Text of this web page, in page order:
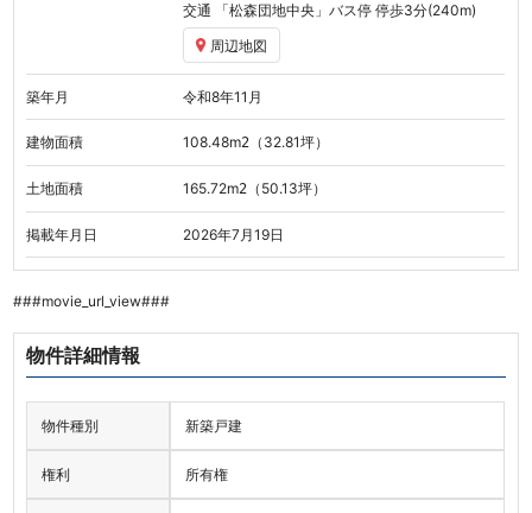
交通
「松森団地中央」バス停 停歩3分(240m)
周辺地図
築年月 令和8年11月
建物面積 108.48m2 （32.81坪）
土地面積 165.72m2 （50.13坪）
掲載年月日 2026年7月19日
###movie_url_view###
物件詳細情報
物件種別 新築戸建
権利 所有権